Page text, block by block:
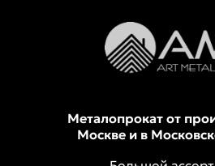
Металопрокат от
Москве и в